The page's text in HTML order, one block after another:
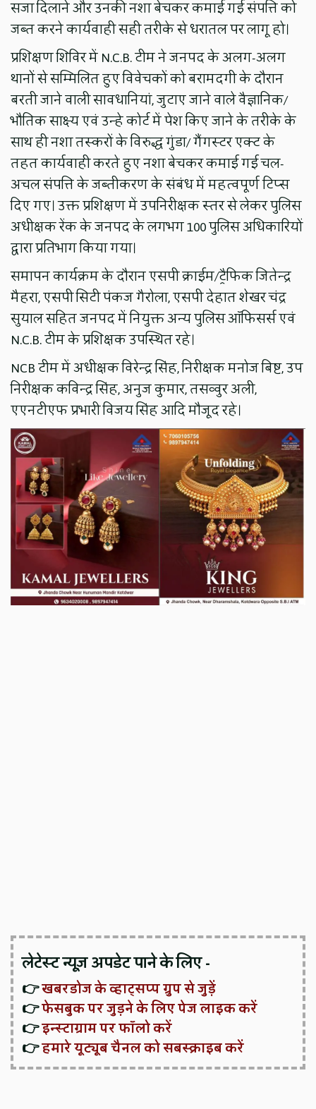
सजा दिलाने और उनकी नशा बेचकर कमाई गई संपत्ति को
जब्त करने कार्यवाही सही तरीके से धरातल पर लागू हो।
प्रशिक्षण शिविर में N.C.B. टीम ने जनपद के अलग-अलग
थानों से सम्मिलित हुए विवेचकों को बरामदगी के दौरान
बरती जाने वाली सावधानियां, जुटाए जाने वाले वैज्ञानिक/
भौतिक साक्ष्य एवं उन्हे कोर्ट में पेश किए जाने के तरीके के
साथ ही नशा तस्करों के विरुद्ध गुंडा/ गैंगस्टर एक्ट के
तहत कार्यवाही करते हुए नशा बेचकर कमाई गई चल-
अचल संपत्ति के जब्तीकरण के संबंध में महत्वपूर्ण टिप्स
दिए गए। उक्त प्रशिक्षण में उपनिरीक्षक स्तर से लेकर पुलिस
अधीक्षक रेंक के जनपद के लगभग 100 पुलिस अधिकारियों
द्वारा प्रतिभाग किया गया।
समापन कार्यक्रम के दौरान एसपी क्राईम/ट्रैफिक जितेन्द्र
मैहरा, एसपी सिटी पंकज गैरोला, एसपी देहात शेखर चंद्र
सुयाल सहित जनपद में नियुक्त अन्य पुलिस ऑफिसर्स एवं
N.C.B. टीम के प्रशिक्षक उपस्थित रहे।
NCB टीम में अधीक्षक विरेन्द्र सिंह, निरीक्षक मनोज बिष्ट, उप
निरीक्षक कविन्द्र सिंह, अनुज कुमार, तसव्वुर अली,
एएनटीएफ प्रभारी विजय सिंह आदि मौजूद रहे।
लेटेस्ट न्यूज़ अपडेट पाने के लिए -
👉खबरडोज के व्हाट्सप्प ग्रुप से जुड़ें
👉फेसबुक पर जुड़ने के लिए पेज लाइक करें
👉इन्स्टाग्राम पर फॉलो करें
👉हमारे यूट्यूब चैनल को सबस्क्राइब करें